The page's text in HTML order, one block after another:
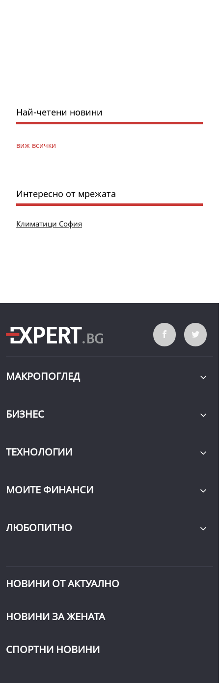
Най-четени новини
виж всички
Интересно от мрежата
Климатици София
МАКРОПОГЛЕД
БИЗНЕС
ТЕХНОЛОГИИ
МОИТЕ ФИНАНСИ
ЛЮБОПИТНО
НОВИНИ ОТ АКТУАЛНО
НОВИНИ ЗА ЖЕНАТА
СПОРТНИ НОВИНИ